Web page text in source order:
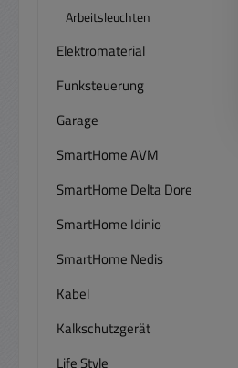
Arbeitsleuchten
Elektromaterial
Funksteuerung
Garage
SmartHome AVM
SmartHome Delta Dore
SmartHome Idinio
SmartHome Nedis
Kabel
Kalkschutzgerät
Life Style